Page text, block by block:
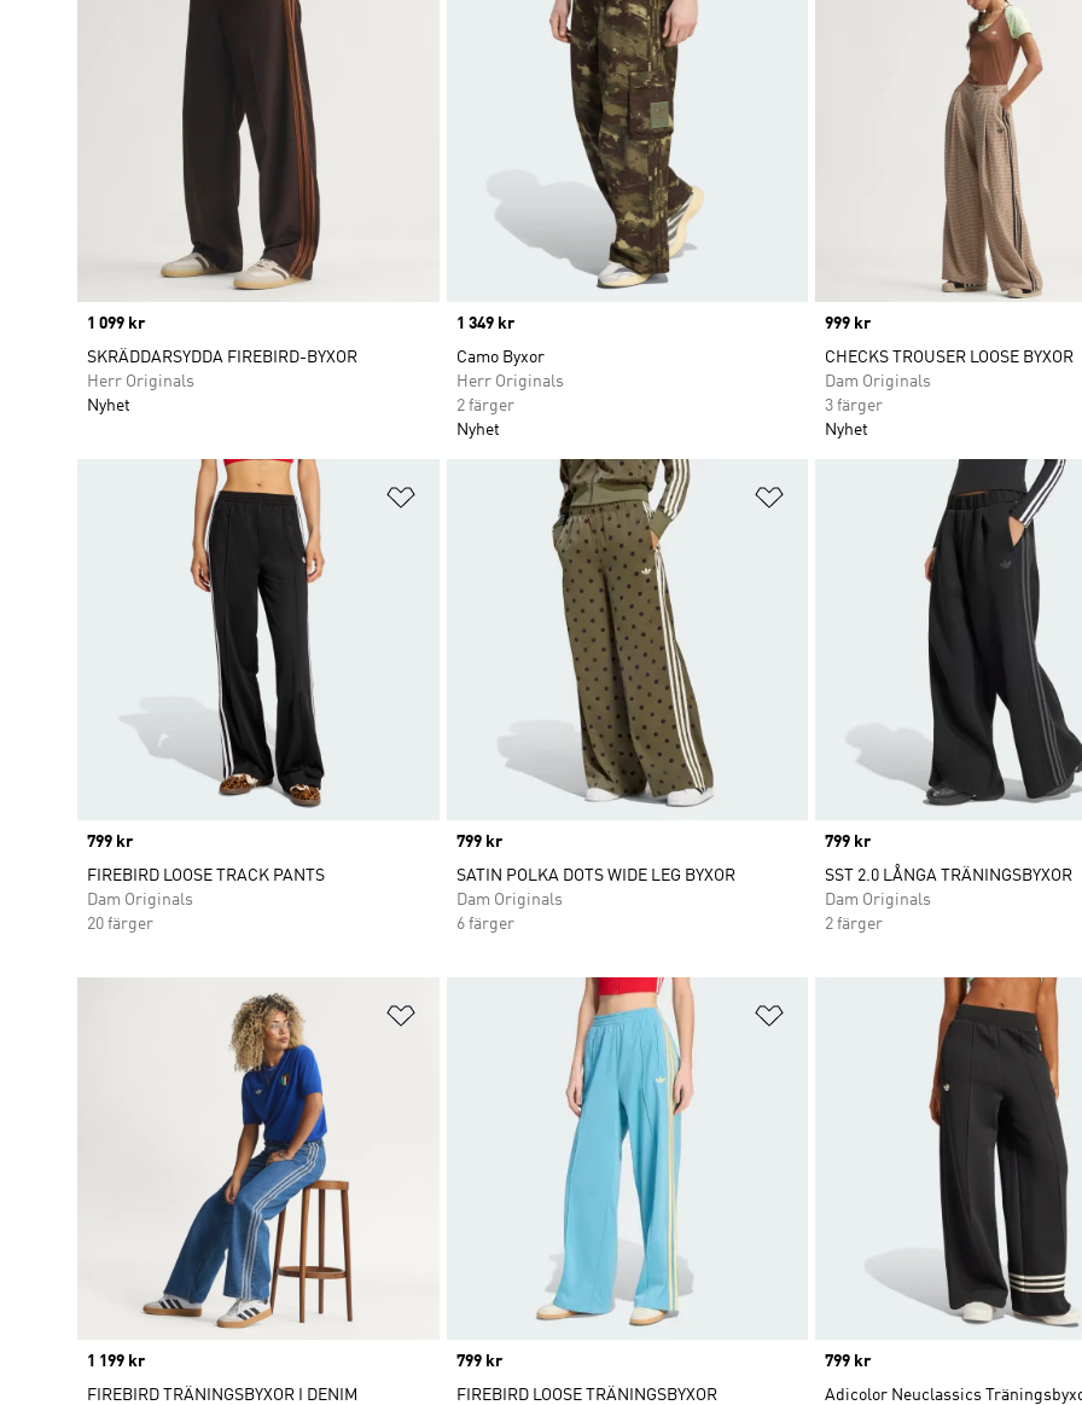
Price
1 099 kr
SKRÄDDARSYDDA FIREBIRD-BYXOR
Herr Originals
Nyhet
Price
1 349 kr
Camo Byxor
Herr Originals
2 färger
Nyhet
Price
999 kr
CHECKS TROUSER LOOSE BYXOR
Dam Originals
3 färger
Nyhet
Lägg till på önskelistan
Price
799 kr
FIREBIRD LOOSE TRACK PANTS
Dam Originals
20 färger
Lägg till på önskelistan
Price
799 kr
SATIN POLKA DOTS WIDE LEG BYXOR
Dam Originals
6 färger
Price
799 kr
SST 2.0 LÅNGA TRÄNINGSBYXOR
Dam Originals
2 färger
Lägg till på önskelistan
Price
1 199 kr
FIREBIRD TRÄNINGSBYXOR I DENIM
Lägg till på önskelistan
Price
799 kr
FIREBIRD LOOSE TRÄNINGSBYXOR
Price
799 kr
Adicolor Neuclassics